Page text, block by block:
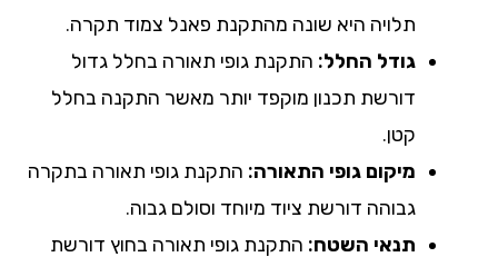
תלויה היא שונה מהתקנת פאנל צמוד תקרה.
גודל החלל:התקנת גופי תאורה בחלל גדול
דורשת תכנון מוקפד יותר מאשר התקנה בחלל
מיקום גופי התאורה:התקנת גופי תאורה בתקרה
גבוהה דורשת ציוד מיוחד וסולם גבוה.
תנאי השטח:התקנת גופי תאורה בחוץ דורשת